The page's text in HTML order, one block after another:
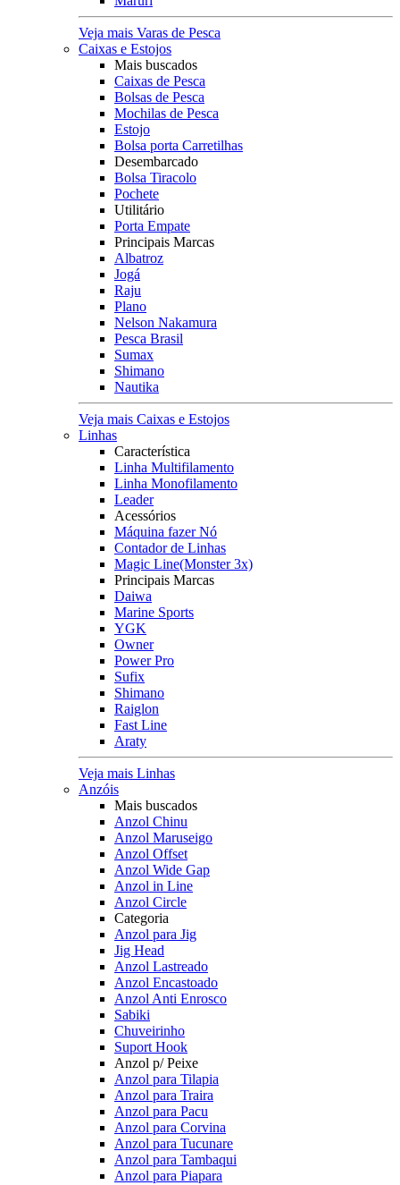
Veja mais Varas de Pesca
Caixas e Estojos
Mais buscados
Caixas de Pesca
Bolsas de Pesca
Mochilas de Pesca
Estojo
Bolsa porta Carretilhas
Desembarcado
Bolsa Tiracolo
Pochete
Utilitário
Porta Empate
Principais Marcas
Albatroz
Jogá
Raju
Plano
Nelson Nakamura
Pesca Brasil
Sumax
Shimano
Nautika
Veja mais Caixas e Estojos
Linhas
Característica
Linha Multifilamento
Linha Monofilamento
Leader
Acessórios
Máquina fazer Nó
Contador de Linhas
Magic Line(Monster 3x)
Principais Marcas
Daiwa
Marine Sports
YGK
Owner
Power Pro
Sufix
Shimano
Raiglon
Fast Line
Araty
Veja mais Linhas
Anzóis
Mais buscados
Anzol Chinu
Anzol Maruseigo
Anzol Offset
Anzol Wide Gap
Anzol in Line
Anzol Circle
Categoria
Anzol para Jig
Jig Head
Anzol Lastreado
Anzol Encastoado
Anzol Anti Enrosco
Sabiki
Chuveirinho
Suport Hook
Anzol p/ Peixe
Anzol para Tilapia
Anzol para Traira
Anzol para Pacu
Anzol para Corvina
Anzol para Tucunare
Anzol para Tambaqui
Anzol para Piapara